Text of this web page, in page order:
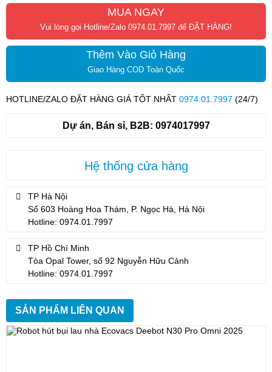
MUA NGAY
Vui lòng gọi Hotline/Zalo 0974.01.7997 để ĐẶT HÀNG!
Thêm Vào Giỏ Hàng
Giao Hàng COD Toàn Quốc
HOTLINE/ZALO ĐẶT HÀNG GIÁ TỐT NHẤT 0974.01.7997 (24/7)
Dự án, Bán sỉ, B2B: 0974017997
Hệ thống cửa hàng
TP Hà Nội
Số 603 Hoàng Hoa Thám, P. Ngọc Hà, Hà Nội
Hotline: 0974.01.7997
TP Hồ Chí Minh
Tòa Opal Tower, số 92 Nguyễn Hữu Cảnh
Hotline: 0974.01.7997
SẢN PHẨM LIÊN QUAN